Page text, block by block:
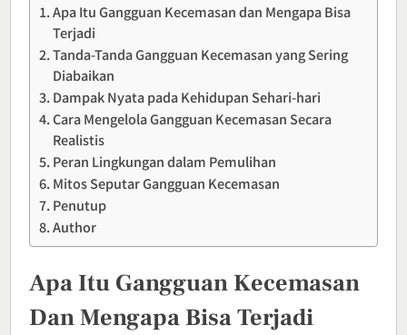
Apa Itu Gangguan Kecemasan dan Mengapa Bisa
Terjadi
Tanda-Tanda Gangguan Kecemasan yang Sering
Diabaikan
Dampak Nyata pada Kehidupan Sehari-hari
Cara Mengelola Gangguan Kecemasan Secara
Realistis
Peran Lingkungan dalam Pemulihan
Mitos Seputar Gangguan Kecemasan
Penutup
Author
Apa Itu Gangguan Kecemasan
Dan Mengapa Bisa Terjadi